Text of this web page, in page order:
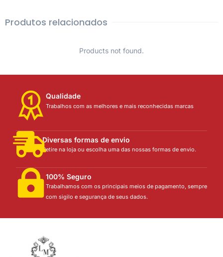
Produtos relacionados
Products not found.
Qualidade
Trabalhos com as melhores e mais reconhecidas marcas
Diversas formas de envio
Retire na loja ou escolha uma das nossas formas de envio.
100% Seguro
Trabalhamos com os principais meios de pagamento, sempre
com sigilo e segurança de seus dados.